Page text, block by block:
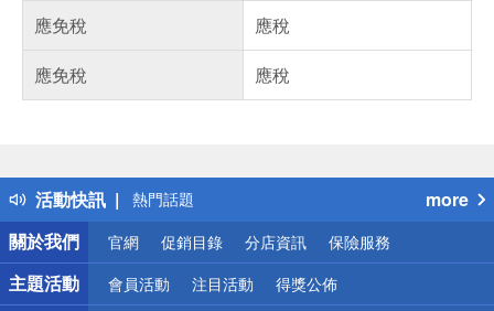
應免稅
應稅
應免稅
應稅
活動快訊
偏遠地區配送
熱門話題
銀行優惠
偏遠地區配送
詐騙網頁！請小心！
more
關於我們
官網 促銷目錄 分店資訊 保險服務
主題活動 會員活動 注目活動 得獎公佈